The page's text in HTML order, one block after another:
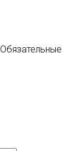
Обязательные